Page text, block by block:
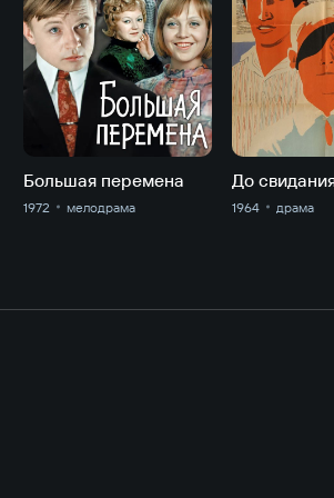
Большая перемена
1972 мелодрама 1964 драма